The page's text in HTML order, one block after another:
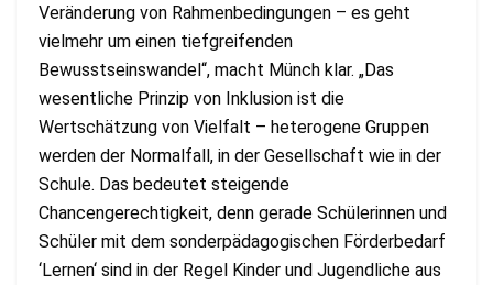
Veränderung von Rahmenbedingungen – es geht
vielmehr um einen tiefgreifenden
Bewusstseinswandel“, macht Münch klar. „Das
wesentliche Prinzip von Inklusion ist die
Wertschätzung von Vielfalt – heterogene Gruppen
werden der Normalfall, in der Gesellschaft wie in der
Schule. Das bedeutet steigende
Chancengerechtigkeit, denn gerade Schülerinnen und
Schüler mit dem sonderpädagogischen Förderbedarf
‘Lernen‘ sind in der Regel Kinder und Jugendliche aus